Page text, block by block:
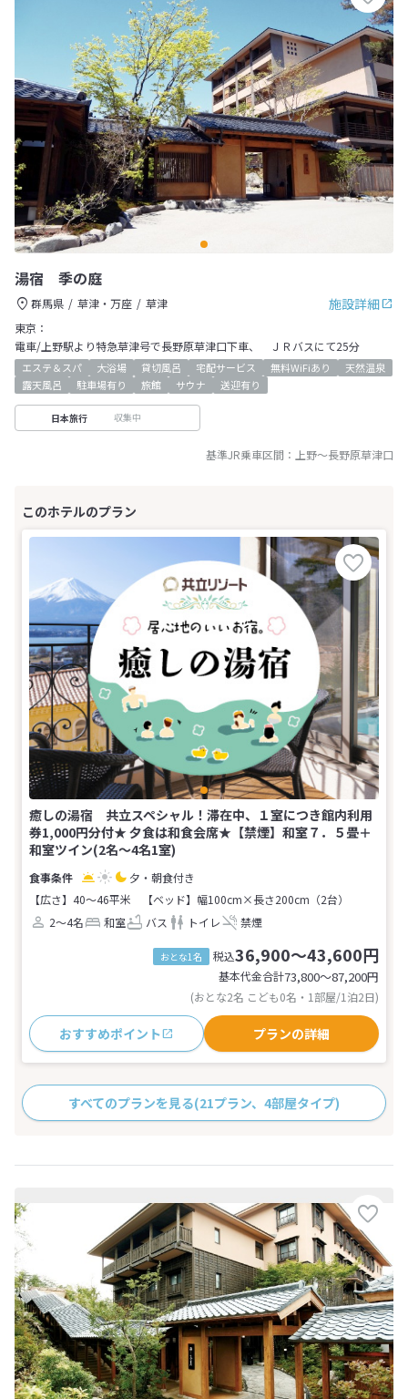
湯宿 季の庭
施設詳細
群馬県 草津・万座
草津
東京：
電車/上野駅より特急草津号で長野原草津口下車、 ＪＲバスにて25分
エステ＆スパ 大浴場 貸切風呂 宅配サービス 無料WiFiあり
天然温泉
露天風呂
駐車場有り 旅館 サウナ 送迎有り
日本旅行 収集中
基準JR乗車区間： 上野～長野原草津口
癒しの湯宿 共立スペシャル！滞在中、１室につき館内利用
券1,000円分付★ 夕食は和食会席★【禁煙】和室７．５畳＋
和室ツイン(2名～4名1室)
夕・朝食付き
【広さ】40～46平米
【ベッド】幅100cm×長さ200cm（2台）
2～4名
和室 バス トイレ 禁煙
おとな1名 税込36,900～43,600円
基本代金合計73,800〜87,200円
(おとな2名 こども0名・1部屋/1泊2日)
おすすめポイント プランの詳細
すべてのプランを見る(21プラン、4部屋タイプ)